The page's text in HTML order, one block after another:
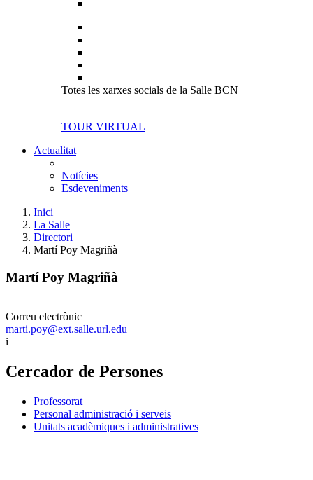
Totes les xarxes socials de la Salle BCN
TOUR VIRTUAL
Actualitat
Notícies
Esdeveniments
Inici
La Salle
Directori
Martí Poy Magriñà
Martí Poy Magriñà
Correu electrònic
marti.poy@ext.salle.url.edu
i
Cercador de Persones
Professorat
Personal administració i serveis
Unitats acadèmiques i administratives